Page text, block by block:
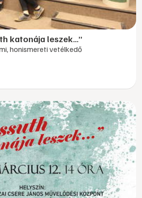
katonája leszek…”
honismereti vetélkedő